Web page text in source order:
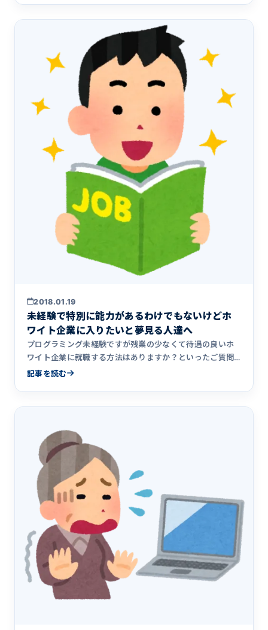
2018.01.19
未経験で特別に能力があるわけでもないけどホ
ワイト企業に入りたいと夢見る人達へ
プログラミング未経験ですが残業の少なくて待遇の良いホ
ワイト企業に就職する方法はありますか？といったご質問
をいただくことが&hellip;
記事を読む